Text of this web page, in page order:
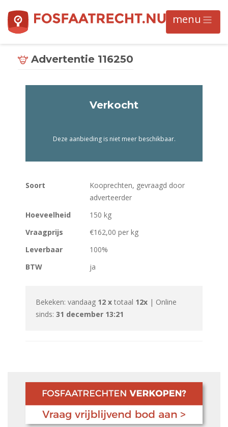
Advertentie 116250
Soort
Kooprechten, gevraagd door
adverteerder
Hoeveelheid
150 kg
Vraagprijs
€162,00 per kg
Leverbaar
100%
BTW
ja
Bekeken: vandaag 12 x totaal 12x | Online
sinds: 31 december 13:21
Verkocht
Deze aanbieding is niet meer beschikbaar.